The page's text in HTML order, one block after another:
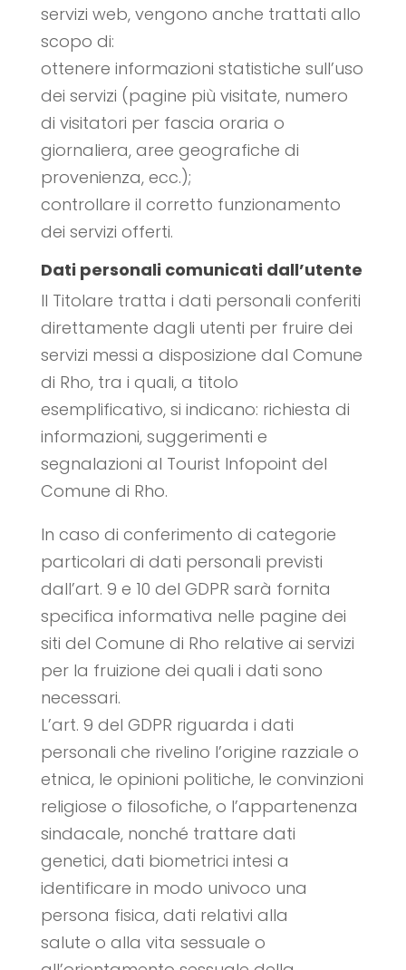
servizi web, vengono anche trattati allo
scopo di:
ottenere informazioni statistiche sull’uso
dei servizi (pagine più visitate, numero
di visitatori per fascia oraria o
giornaliera, aree geografiche di
provenienza, ecc.);
controllare il corretto funzionamento
dei servizi offerti.
Dati personali comunicati dall’utente
Il Titolare tratta i dati personali conferiti
direttamente dagli utenti per fruire dei
servizi messi a disposizione dal Comune
di Rho, tra i quali, a titolo
esemplificativo, si indicano: richiesta di
informazioni, suggerimenti e
segnalazioni al Tourist Infopoint del
Comune di Rho.
In caso di conferimento di categorie
particolari di dati personali previsti
dall’art. 9 e 10 del GDPR sarà fornita
specifica informativa nelle pagine dei
siti del Comune di Rho relative ai servizi
per la fruizione dei quali i dati sono
necessari.
L’art. 9 del GDPR riguarda i dati
personali che rivelino l’origine razziale o
etnica, le opinioni politiche, le convinzioni
religiose o filosofiche, o l’appartenenza
sindacale, nonché trattare dati
genetici, dati biometrici intesi a
identificare in modo univoco una
persona fisica, dati relativi alla
salute o alla vita sessuale o